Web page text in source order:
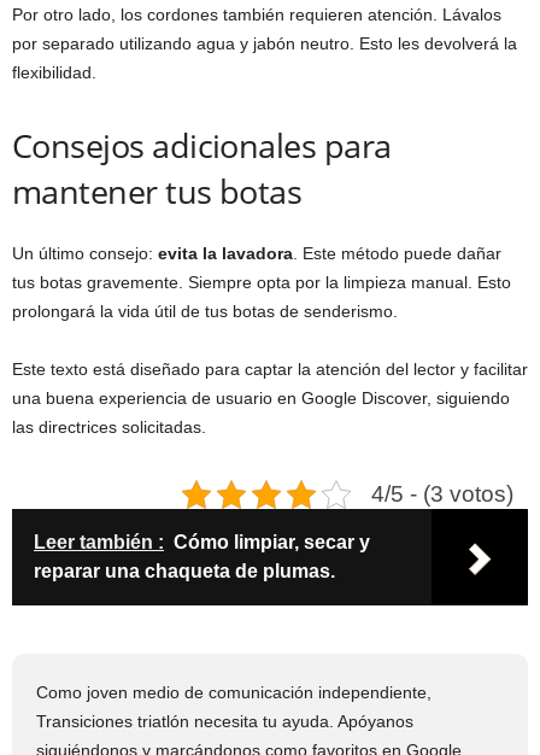
Por otro lado, los cordones también requieren atención. Lávalos
por separado utilizando agua y jabón neutro. Esto les devolverá la
flexibilidad.
Consejos adicionales para
mantener tus botas
Un último consejo: evita la lavadora . Este método puede dañar
tus botas gravemente. Siempre opta por la limpieza manual. Esto
prolongará la vida útil de tus botas de senderismo.
Este texto está diseñado para captar la atención del lector y facilitar
una buena experiencia de usuario en Google Discover, siguiendo
las directrices solicitadas.
4/5 - (3 votos)
Leer también : Cómo limpiar, secar y
reparar una chaqueta de plumas.
Como joven medio de comunicación independiente,
Transiciones triatlón necesita tu ayuda. Apóyanos
siguiéndonos y marcándonos como favoritos en Google